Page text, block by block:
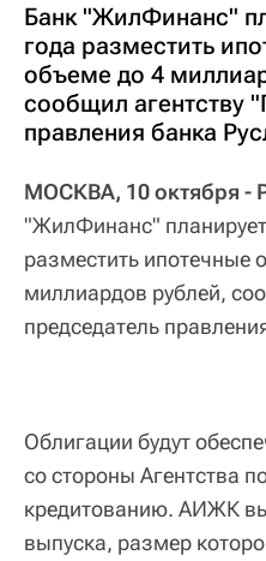
Банк "ЖилФинанс"
года разместить
объеме до 4
сообщил агентству
правления банка
МОСКВА, 10 октября -
"ЖилФинанс"
разместить ипотечные
миллиардов рублей,
председатель
Облигации будут
со стороны Агентства
кредитованию. АИЖК
выпуска, размер